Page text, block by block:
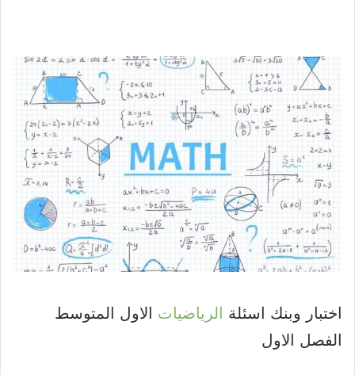
اختبار وبنك اسئلة الرياضيات الاول المتوسط
الفصل الاول